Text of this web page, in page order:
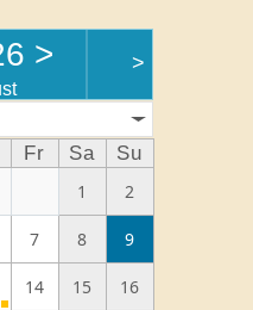
> >
Fr Sa
Su
1
2
7 8 9
14 15 16